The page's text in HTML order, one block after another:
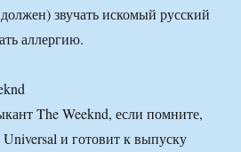
звучать искомый русский
аллергию.
The Weeknd, если помните,
и готовит к выпуску